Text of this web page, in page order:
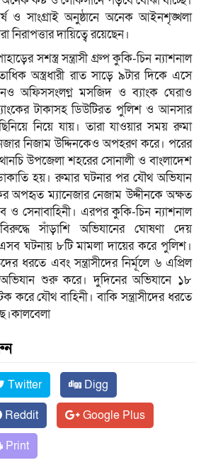
ও সাংগ্রাই অনুষ্ঠানে অনেক আইনশৃঙ্খলা
নিরাপত্তার দায়িত্বে রয়েছেন।
সশস্ত্র সন্ত্রাসী গ্রুপ কুকি-চিন ন্যাশনাল
অস্ত্রধারী রাত সাড়ে ৯টার দিকে এসে
অফিসসংলগ্ন মসজিদ ও ব্যাংক ঘেরাও
টাকাসহ ডিউটিরত পুলিশ ও আনসার
নিয়ে যায়। তারা যাওয়ার সময় রুমা
নিজাম উদ্দিনকেও অপহরণ করে। পরের
উপজেলা শহরের সোনালী ও বাংলাদেশ
হয়। রুমার ঘটনার পর যৌথ অভিযান
অপহৃত ম্যানেজার নেজাম উদ্দীনকে অক্ষত
ও সেনাবাহিনী। এরপর কুকি-চিন ন্যাশনাল
সাঁড়াশি অভিযানের ঘোষণা দেয়
ঘটনায় ৮টি মামলা দায়ের করে পুলিশ।
ধরতে এবং সন্ত্রাসীদের নির্মূলে ৬ এপ্রিল
অভিযান শুরু করে। দুদিনের অভিযানে ১৮
যৌথ বাহিনী। বাকি সন্ত্রাসীদের ধরতে
Twitter
Digg
Reddit
Google Plus
Print